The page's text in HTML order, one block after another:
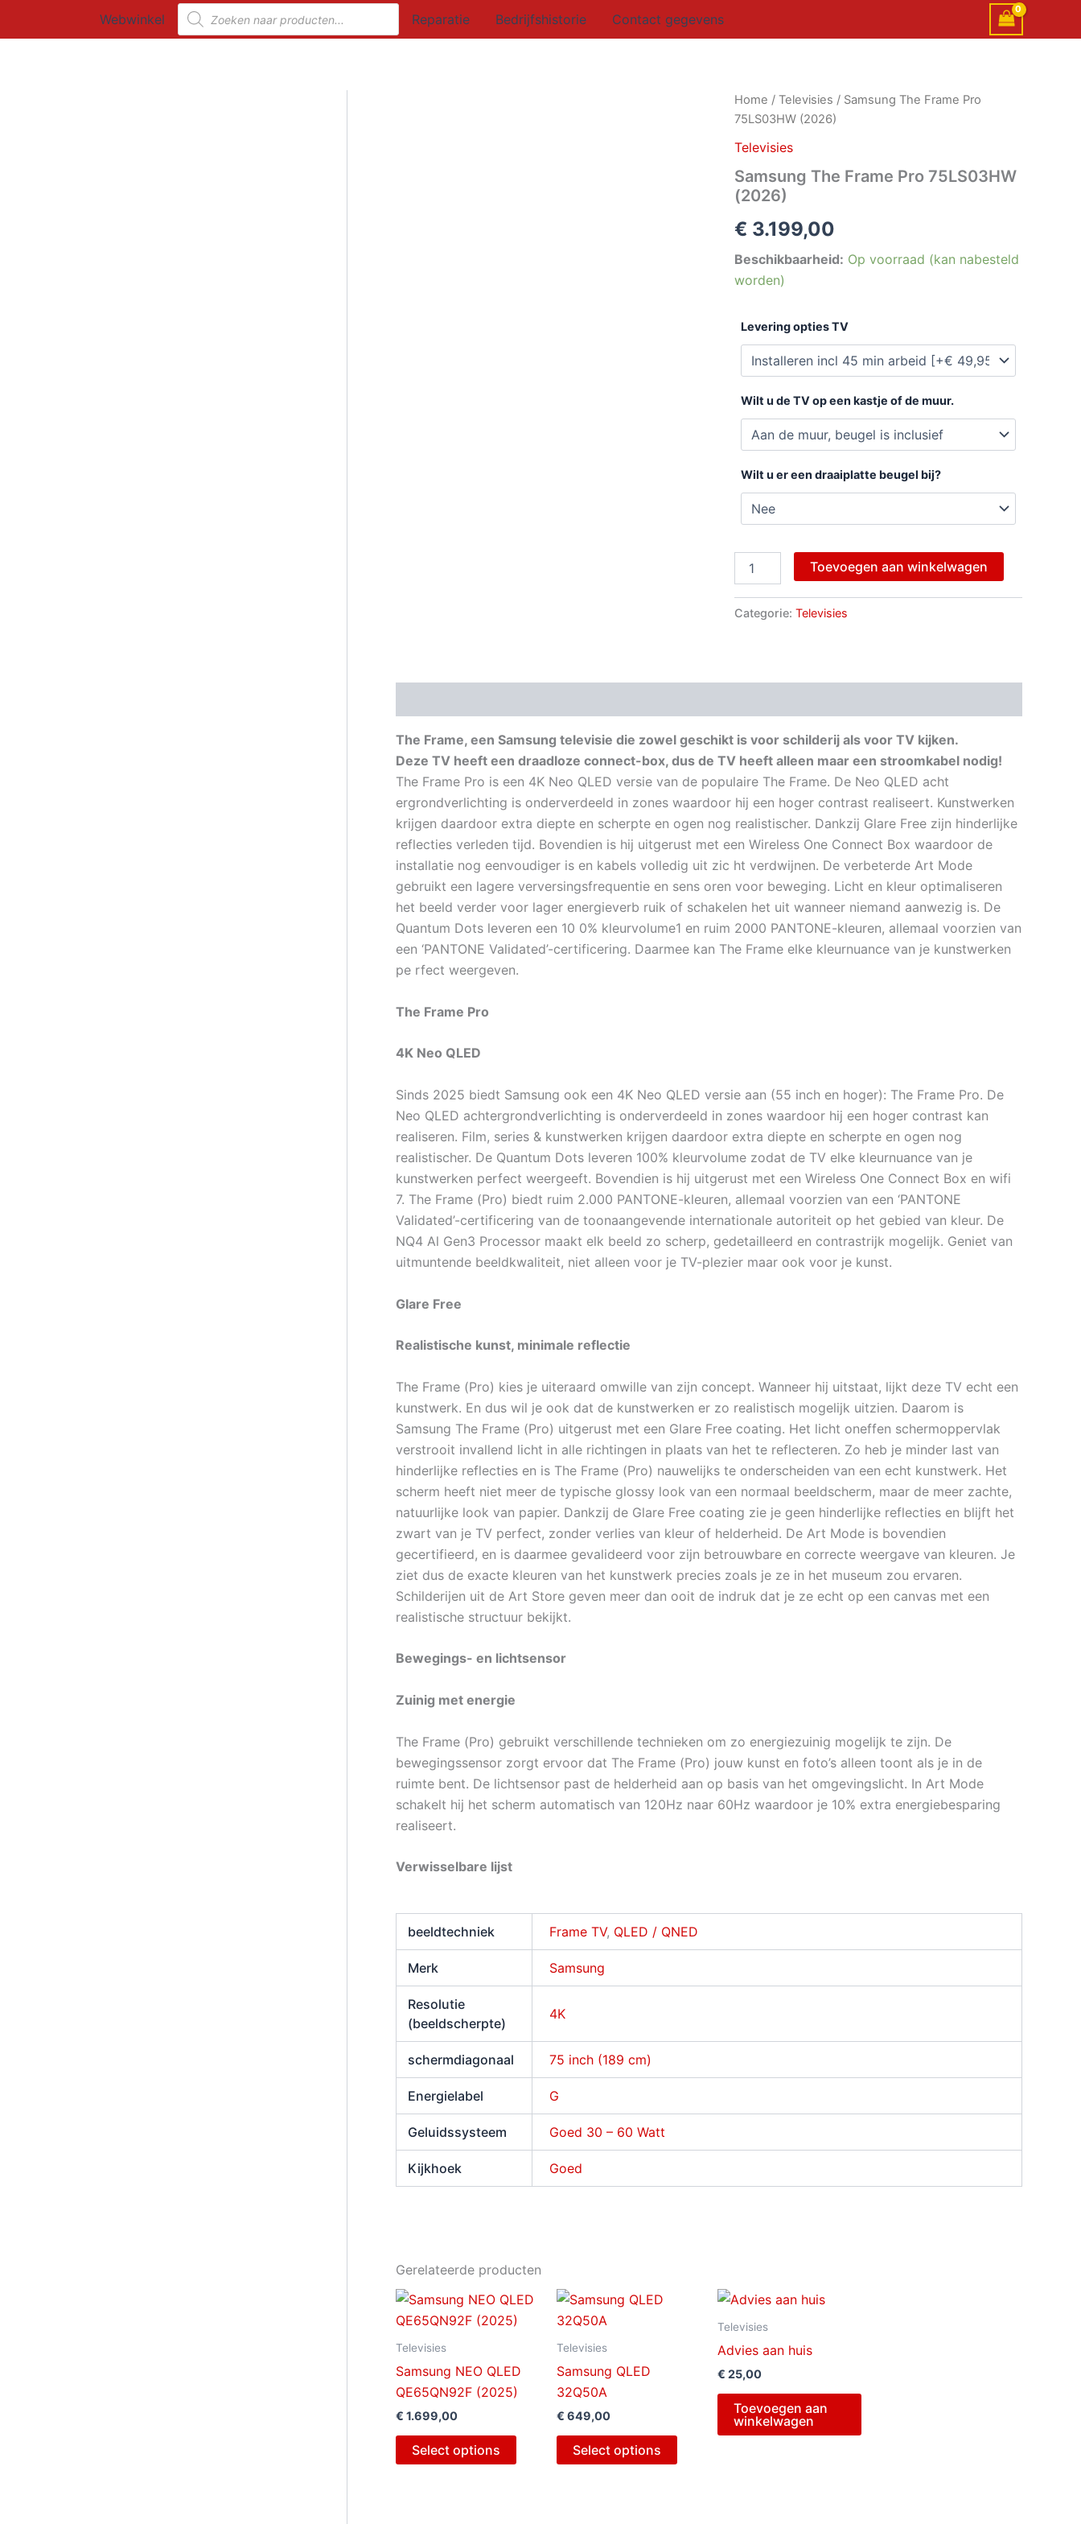
Webwinkel
Producten
zoeken
Reparatie Bedrijfshistorie Contact gegevens
Home / Televisies / Samsung The Frame Pro
75LS03HW (2026)
Televisies
Samsung The Frame Pro 75LS03HW
(2026)
€ 3.199,00
Beschikbaarheid: Op voorraad (kan nabesteld
worden)
Levering opties TV
Wilt u de TV op een kastje of de muur.
Wilt u er een draaiplatte beugel bij?
Samsung
The
Pro
(2026)
aantal
Toevoegen aan winkelwagen
Categorie: Televisies
The Frame, een Samsung televisie die zowel geschikt is voor schilderij als voor TV kijken.
Deze TV heeft een draadloze connect-box, dus de TV heeft alleen maar een stroomkabel nodig!
The Frame Pro is een 4K Neo QLED versie van de populaire The Frame. De Neo QLED acht
ergrondverlichting is onderverdeeld in zones waardoor hij een hoger contrast realiseert. Kunstwerken
krijgen daardoor extra diepte en scherpte en ogen nog realistischer. Dankzij Glare Free zijn hinderlijke
reflecties verleden tijd. Bovendien is hij uitgerust met een Wireless One Connect Box waardoor de
installatie nog eenvoudiger is en kabels volledig uit zic ht verdwijnen. De verbeterde Art Mode
gebruikt een lagere verversingsfrequentie en sens oren voor beweging. Licht en kleur optimaliseren
het beeld verder voor lager energieverb ruik of schakelen het uit wanneer niemand aanwezig is. De
Quantum Dots leveren een 10 0% kleurvolume1 en ruim 2000 PANTONE-kleuren, allemaal voorzien van
een ‘PANTONE Validated’-certificering. Daarmee kan The Frame elke kleurnuance van je kunstwerken
pe rfect weergeven.
The Frame Pro
4K Neo QLED
Sinds 2025 biedt Samsung ook een 4K Neo QLED versie aan (55 inch en hoger): The Frame Pro. De
Neo QLED achtergrondverlichting is onderverdeeld in zones waardoor hij een hoger contrast kan
realiseren. Film, series & kunstwerken krijgen daardoor extra diepte en scherpte en ogen nog
realistischer. De Quantum Dots leveren 100% kleurvolume zodat de TV elke kleurnuance van je
kunstwerken perfect weergeeft. Bovendien is hij uitgerust met een Wireless One Connect Box en wifi
7. The Frame (Pro) biedt ruim 2.000 PANTONE-kleuren, allemaal voorzien van een ‘PANTONE
Validated’-certificering van de toonaangevende internationale autoriteit op het gebied van kleur. De
NQ4 Al Gen3 Processor maakt elk beeld zo scherp, gedetailleerd en contrastrijk mogelijk. Geniet van
uitmuntende beeldkwaliteit, niet alleen voor je TV-plezier maar ook voor je kunst.
Glare Free
Realistische kunst, minimale reflectie
The Frame (Pro) kies je uiteraard omwille van zijn concept. Wanneer hij uitstaat, lijkt deze TV echt een
kunstwerk. En dus wil je ook dat de kunstwerken er zo realistisch mogelijk uitzien. Daarom is
Samsung The Frame (Pro) uitgerust met een Glare Free coating. Het licht oneffen schermoppervlak
verstrooit invallend licht in alle richtingen in plaats van het te reflecteren. Zo heb je minder last van
hinderlijke reflecties en is The Frame (Pro) nauwelijks te onderscheiden van een echt kunstwerk. Het
scherm heeft niet meer de typische glossy look van een normaal beeldscherm, maar de meer zachte,
natuurlijke look van papier. Dankzij de Glare Free coating zie je geen hinderlijke reflecties en blijft het
zwart van je TV perfect, zonder verlies van kleur of helderheid. De Art Mode is bovendien
gecertifieerd, en is daarmee gevalideerd voor zijn betrouwbare en correcte weergave van kleuren. Je
ziet dus de exacte kleuren van het kunstwerk precies zoals je ze in het museum zou ervaren.
Schilderijen uit de Art Store geven meer dan ooit de indruk dat je ze echt op een canvas met een
realistische structuur bekijkt.
Bewegings- en lichtsensor
Zuinig met energie
The Frame (Pro) gebruikt verschillende technieken om zo energiezuinig mogelijk te zijn. De
bewegingssensor zorgt ervoor dat The Frame (Pro) jouw kunst en foto’s alleen toont als je in de
ruimte bent. De lichtsensor past de helderheid aan op basis van het omgevingslicht. In Art Mode
schakelt hij het scherm automatisch van 120Hz naar 60Hz waardoor je 10% extra energiebesparing
realiseert.
Verwisselbare lijst
beeldtechniek Frame TV, QLED / QNED
Merk Samsung
Resolutie
(beeldscherpte)
4K
schermdiagonaal 75 inch (189 cm)
Energielabel G
Geluidssysteem Goed 30 – 60 Watt
Kijkhoek Goed
Gerelateerde producten
Televisies
Samsung NEO QLED
QE65QN92F (2025)
€ 1.699,00
Select options
Televisies
Samsung QLED
32Q50A
€ 649,00
Select options
Televisies
Advies aan huis
€ 25,00
Toevoegen aan
winkelwagen